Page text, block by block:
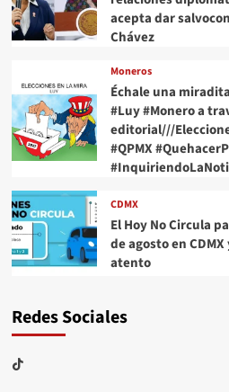
acepta dar
Chávez
Moneros
Échale una
#Luy #Monero a
editorial///
#QPMX
CDMX
El Hoy No Circula
de agosto en
atento
Redes Sociales
TikTok